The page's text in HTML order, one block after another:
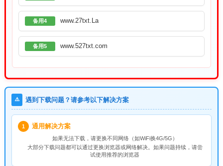
备用4 www.27txt.La
备用5 www.527txt.com
⚠️ 遇到下载问题？请参考以下解决方案
1 通用解决方案
如果无法下载，请更换不同网络（如WiFi换4G/5G）
大部分下载问题都可以通过更换浏览器或网络解决。如果问题持续，请尝
试使用推荐的浏览器